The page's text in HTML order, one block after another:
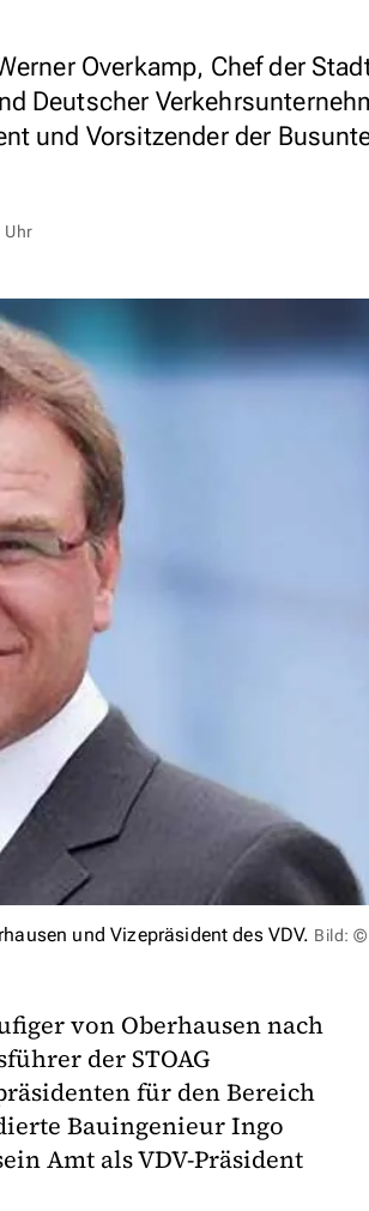
Overkamp, Chef der
Deutscher
und Vorsitzender der
Uhr
und Vizepräsident des VDV. Bild: ©
von Oberhausen nach
der STOAG
für den Bereich
Bauingenieur Ingo
Amt als VDV-Präsident